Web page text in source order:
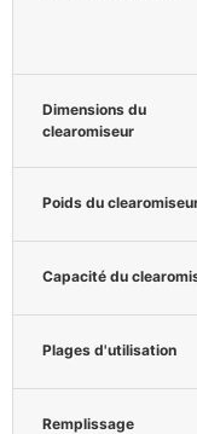
Dimensions du
clearomiseur
Poids du
Capacité du
Plages d'utilisation
Remplissage